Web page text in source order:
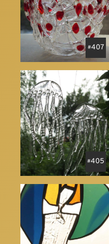
407
405